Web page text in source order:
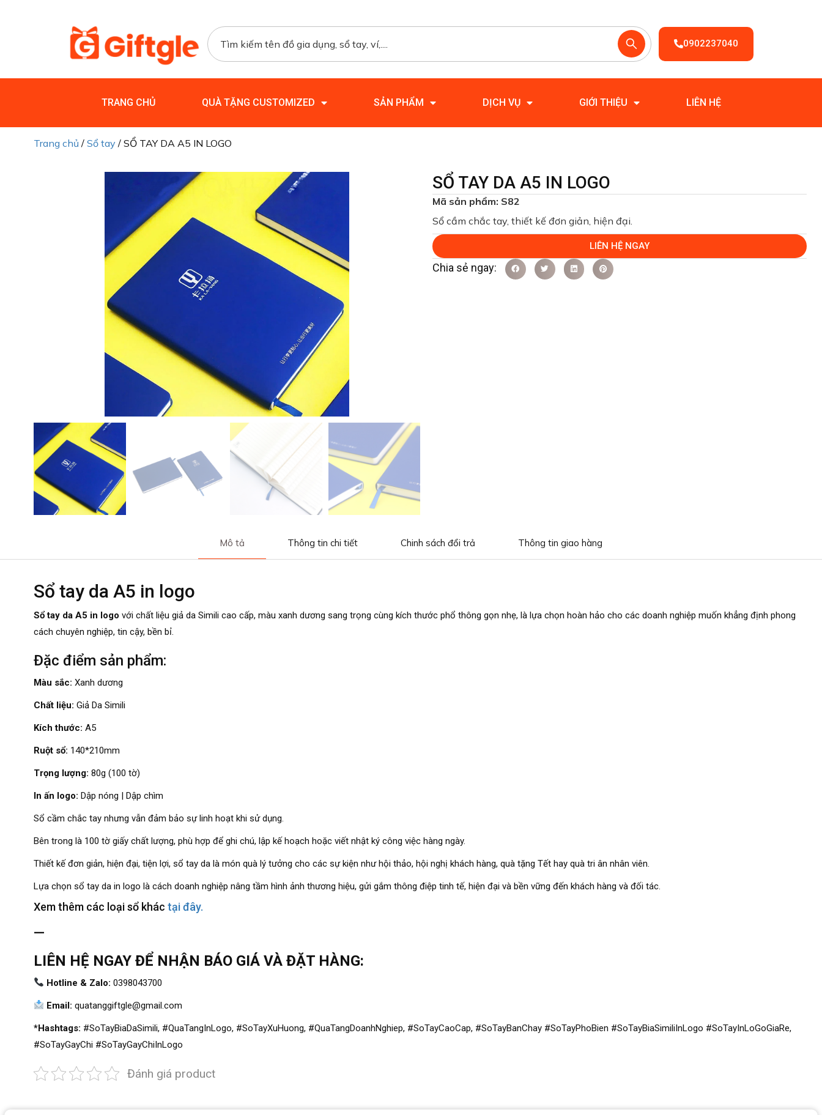
0902237040
TRANG CHỦ QUÀ TẶNG CUSTOMIZED SẢN PHẨM DỊCH VỤ GIỚI THIỆU LIÊN HỆ
Trang chủ / Sổ tay / SỔ TAY DA A5 IN LOGO
SỔ TAY DA A5 IN LOGO
Mã sản phẩm: S82
Sổ cầm chắc tay, thiết kế đơn giản, hiện đại.
LIÊN HỆ NGAY
Mô tả Thông tin chi tiết Chinh sách đổi trả Thông tin giao hàng
Sổ tay da A5 in logo
Sổ tay da A5 in logo với chất liệu giả da Simili cao cấp, màu xanh dương sang trọng cùng kích thước phổ thông gọn nhẹ, là lựa chọn hoàn hảo cho các doanh nghiệp muốn khẳng định phong
cách chuyên nghiệp, tin cậy, bền bỉ.
Đặc điểm sản phẩm:
Màu sắc: Xanh dương
Chất liệu: Giả Da Simili
Kích thước: A5
Ruột sổ: 140*210mm
Trọng lượng: 80g (100 tờ)
In ấn logo: Dập nóng | Dập chìm
Sổ cầm chắc tay nhưng vẫn đảm bảo sự linh hoạt khi sử dụng.
Bên trong là 100 tờ giấy chất lượng, phù hợp để ghi chú, lập kế hoạch hoặc viết nhật ký công việc hàng ngày.
Thiết kế đơn giản, hiện đại, tiện lợi, sổ tay da là món quà lý tưởng cho các sự kiện như hội thảo, hội nghị khách hàng, quà tặng Tết hay quà tri ân nhân viên.
Lựa chọn sổ tay da in logo là cách doanh nghiệp nâng tầm hình ảnh thương hiệu, gửi gắm thông điệp tinh tế, hiện đại và bền vững đến khách hàng và đối tác.
Xem thêm các loại sổ khác tại đây.
—
LIÊN HỆ NGAY ĐỂ NHẬN BÁO GIÁ VÀ ĐẶT HÀNG:
Hotline & Zalo: 0398043700
Email: quatanggiftgle@gmail.com
*Hashtags: #SoTayBiaDaSimili, #QuaTangInLogo, #SoTayXuHuong, #QuaTangDoanhNghiep, #SoTayCaoCap, #SoTayBanChay #SoTayPhoBien #SoTayBiaSimiliInLogo #SoTayInLoGoGiaRe,
#SoTayGayChi #SoTayGayChiInLogo
Đánh giá product